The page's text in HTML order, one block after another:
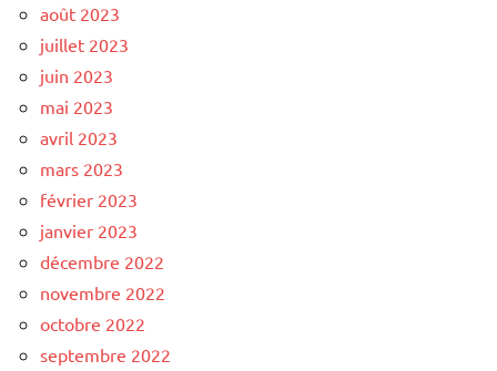
août 2023
juillet 2023
juin 2023
mai 2023
avril 2023
mars 2023
février 2023
janvier 2023
décembre 2022
novembre 2022
octobre 2022
septembre 2022